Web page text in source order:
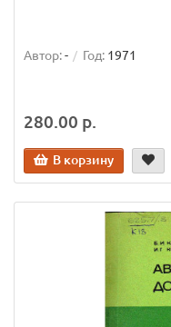
Автор:- Год: 1971
280.00 р.
В корзину